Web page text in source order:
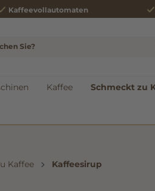
Kaffeevollautomaten
Kaffee Schmeckt zu
Kaffee Kaffeesirup